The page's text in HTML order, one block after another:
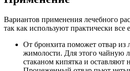
Вариантов применения лечебного
так как используют практически все
От бронхита поможет отвар из
жимолости. Для этого чайную
стаканом кипятка и оставляют